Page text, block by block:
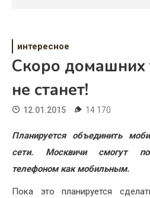
Свадьба
Жизнь
Хобби
Красота
интересное
Скоро домашних
не станет!
12.01.2015 14 170
Планируется объединить
сети. Москвичи смогут
телефоном как мобильным.
Пока это планируется